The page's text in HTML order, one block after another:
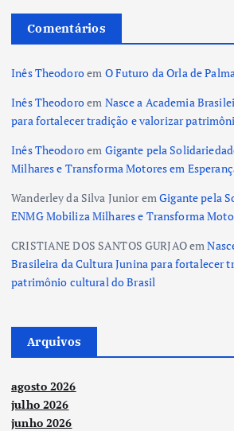
Comentários
Inês Theodoroem O Futuro da Orla de
Inês Theodoroem Nasce a Academia
para fortalecer tradição e valorizar
Inês Theodoroem Gigante pela
Milhares e Transforma Motores em
Wanderley da Silva JunioremGigante pela
ENMG Mobiliza Milhares e Transforma
CRISTIANE DOS SANTOS GURJAOem
Brasileira da Cultura Junina para fortalecer
patrimônio cultural do Brasil
Arquivos
agosto 2026
julho 2026
junho 2026